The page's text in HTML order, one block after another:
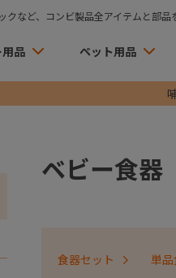
クなど、コンビ製品全アイテムと部品
用品 ペット用品
ベビー食器
食器セット 単品